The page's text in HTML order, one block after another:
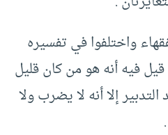
واختلفوا في تفسيره
قيل فيه أنه هو من كان قليل
إلا أنه لا يضرب ولا